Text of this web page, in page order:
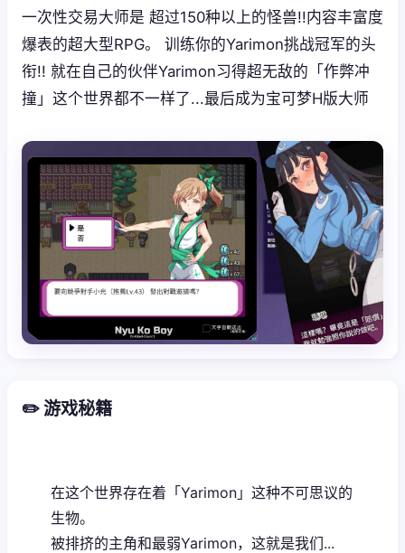
一次性交易大师是 超过150种以上的怪兽!!内容丰富度
爆表的超大型RPG。 训练你的Yarimon挑战冠军的头
衔!! 就在自己的伙伴Yarimon习得超无敌的「作弊冲
撞」这个世界都不一样了...最后成为宝可梦H版大师
✏️ 游戏秘籍
在这个世界存在着「Yarimon」这种不可思议的
生物。
被排挤的主角和最弱Yarimon，这就是我们...